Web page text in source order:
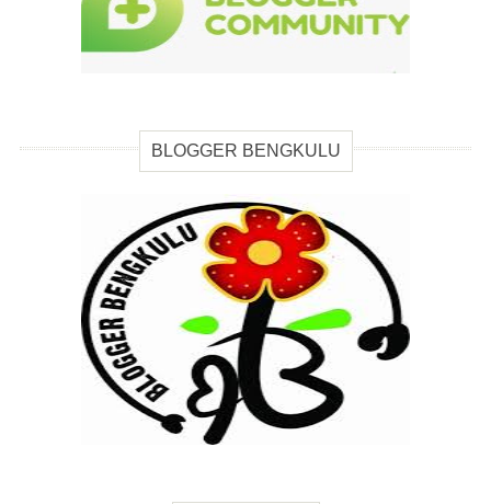
BLOGGER BENGKULU